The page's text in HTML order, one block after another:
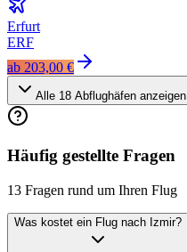
Erfurt
ERF
ab 203,00 €
Alle 18 Abflughäfen anzeigen
Häufig gestellte Fragen
13 Fragen rund um Ihren Flug
Was kostet ein Flug nach Izmir?